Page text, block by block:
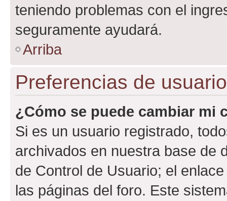
teniendo problemas con el
seguramente ayudará.
Arriba
Preferencias de
¿Cómo se puede cambiar mi
Si es un usuario registrado,
archivados en nuestra base de
de Control de Usuario; el
las páginas del foro. Este